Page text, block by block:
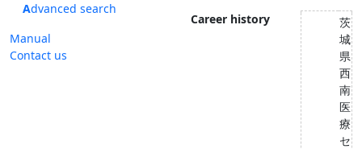
Advanced search
Manual
Contact us
Career history
茨
城
県
西
南
医
療
セ